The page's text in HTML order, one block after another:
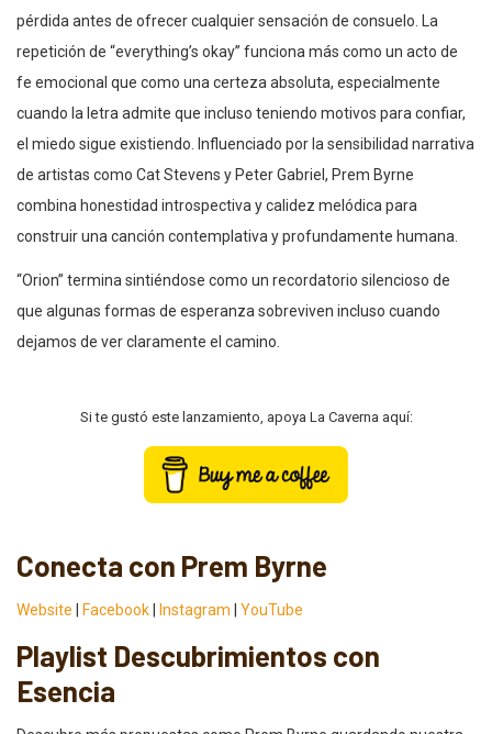
pérdida antes de ofrecer cualquier sensación de consuelo. La
repetición de “everything’s okay” funciona más como un acto de
fe emocional que como una certeza absoluta, especialmente
cuando la letra admite que incluso teniendo motivos para confiar,
el miedo sigue existiendo. Influenciado por la sensibilidad narrativa
de artistas como Cat Stevens y Peter Gabriel, Prem Byrne
combina honestidad introspectiva y calidez melódica para
construir una canción contemplativa y profundamente humana.
“Orion” termina sintiéndose como un recordatorio silencioso de
que algunas formas de esperanza sobreviven incluso cuando
dejamos de ver claramente el camino.
Si te gustó este lanzamiento, apoya La Caverna aquí:
Conecta con Prem Byrne
Website Facebook Instagram YouTube
Playlist Descubrimientos con
Esencia